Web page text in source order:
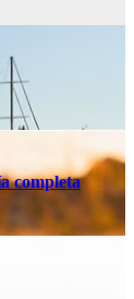
completa